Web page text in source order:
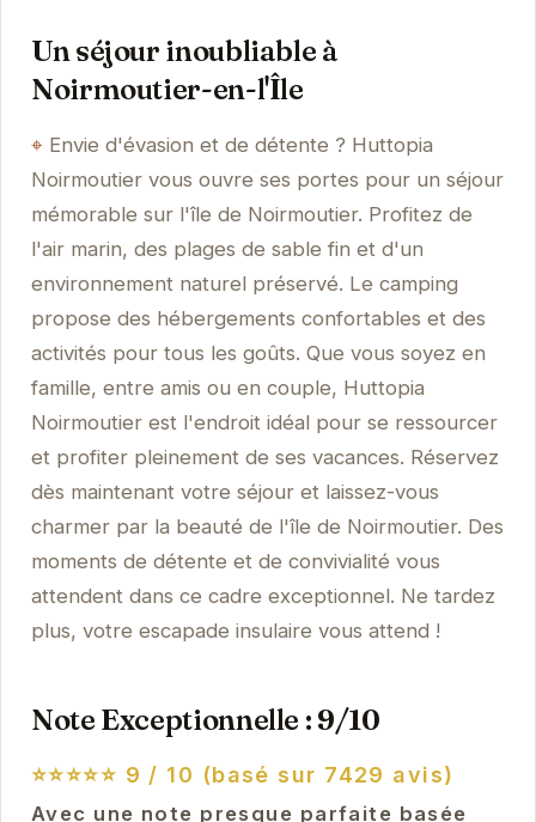
Un séjour inoubliable à
Noirmoutier-en-l'Île
Envie d'évasion et de détente ? Huttopia
Noirmoutier vous ouvre ses portes pour un séjour
mémorable sur l'île de Noirmoutier. Profitez de
l'air marin, des plages de sable fin et d'un
environnement naturel préservé. Le camping
propose des hébergements confortables et des
activités pour tous les goûts. Que vous soyez en
famille, entre amis ou en couple, Huttopia
Noirmoutier est l'endroit idéal pour se ressourcer
et profiter pleinement de ses vacances. Réservez
dès maintenant votre séjour et laissez-vous
charmer par la beauté de l'île de Noirmoutier. Des
moments de détente et de convivialité vous
attendent dans ce cadre exceptionnel. Ne tardez
plus, votre escapade insulaire vous attend !
Note Exceptionnelle : 9/10
⭐⭐⭐⭐⭐ 9 / 10 (basé sur 7429 avis)
Avec une note presque parfaite basée